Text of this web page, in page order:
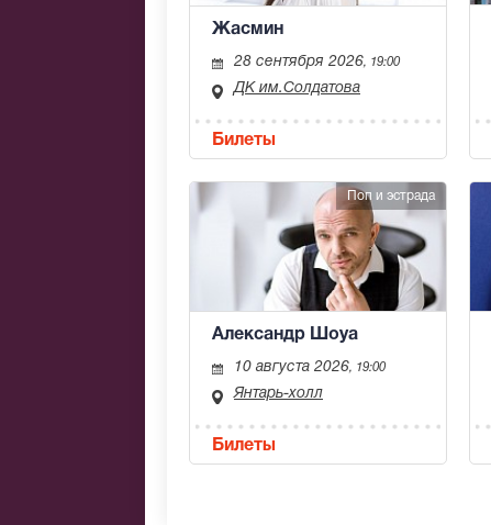
Жасмин
28 сентября 2026, 19:00
ДК им.Солдатова
Билеты
Поп и эстрада
Александр Шоуа
10 августа 2026, 19:00
Янтарь-холл
Билеты